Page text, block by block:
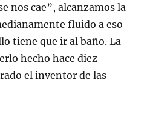
nos cae”, alcanzamos la
fluido a eso
tiene que ir al baño. La
hecho hace diez
el inventor de las